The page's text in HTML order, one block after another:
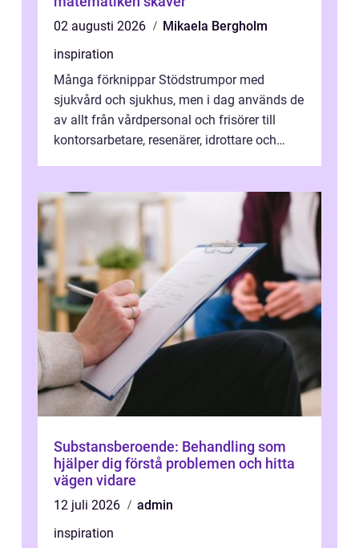
02 augusti 2026
Mikaela Bergholm
inspiration
Många förknippar Stödstrumpor med
sjukvård och sjukhus, men i dag används de
av allt från vårdpersonal och frisörer till
kontorsarbetare, resenärer, idrottare och
Substansberoende: Behandling som
hjälper dig förstå problemen och hitta
vägen vidare
12 juli 2026
admin
inspiration